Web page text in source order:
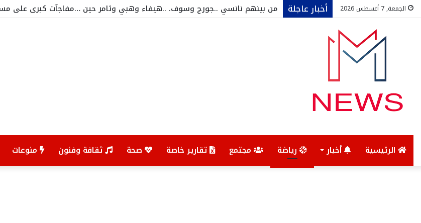
الجمعة, 7 أغسطس 2026 أخبار عاجلة
الرئيسية أخبار رياضة مجتمع تقارير خاصة صحة ثقافة وفنون منوعات